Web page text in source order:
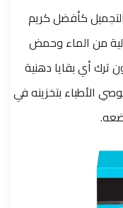
كأفضل كريم
من الماء وحمض
ترك أي بقايا دهنية
الأطباء بتخزينه في